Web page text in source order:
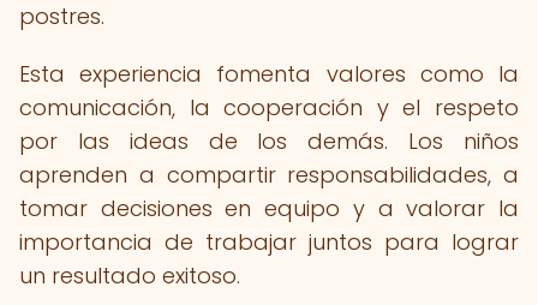
postres.
Esta experiencia fomenta valores como la
comunicación, la cooperación y el respeto
por las ideas de los demás. Los niños
aprenden a compartir responsabilidades, a
tomar decisiones en equipo y a valorar la
importancia de trabajar juntos para lograr
un resultado exitoso.